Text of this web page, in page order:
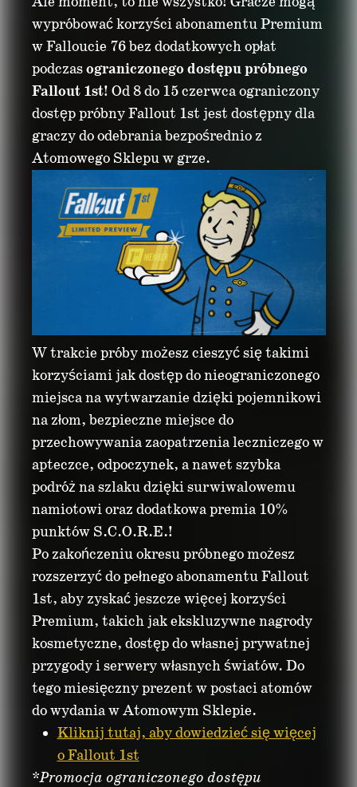
wypróbować korzyści abonamentu Premium
w Falloucie 76 bez dodatkowych opłat
podczasograniczonego dostępu próbnego
Fallout 1st! Od 8 do 15 czerwca ograniczony
dostęp próbny Fallout 1st jest dostępny dla
graczy do odebrania bezpośrednio z
Atomowego Sklepu w grze.
W trakcie próby możesz cieszyć się takimi
korzyściami jak dostęp do nieograniczonego
miejsca na wytwarzanie dzięki pojemnikowi
na złom, bezpieczne miejsce do
przechowywania zaopatrzenia leczniczego w
apteczce, odpoczynek, a nawet szybka
podróż na szlaku dzięki surwiwalowemu
namiotowi oraz dodatkowa premia 10%
punktów S.C.O.R.E.!
Po zakończeniu okresu próbnego możesz
rozszerzyć do pełnego abonamentu Fallout
1st, aby zyskać jeszcze więcej korzyści
Premium, takich jak ekskluzywne nagrody
kosmetyczne, dostęp do własnej prywatnej
przygody i serwery własnych światów. Do
tego miesięczny prezent w postaci atomów
do wydania w Atomowym Sklepie.
Kliknij tutaj, aby dowiedzieć się więcej
o Fallout 1st
*Promocja ograniczonego dostępu